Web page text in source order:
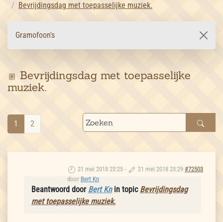
Bevrijdingsdag met toepasselijke muziek.
Gramofoon's
Bevrijdingsdag met toepasselijke
muziek.
1 2
21 mei 2018 23:25 - 21 mei 2018 23:29 #72503
door Bert Kn
Beantwoord door Bert Knin topic Bevrijdingsdag
met toepasselijke muziek.